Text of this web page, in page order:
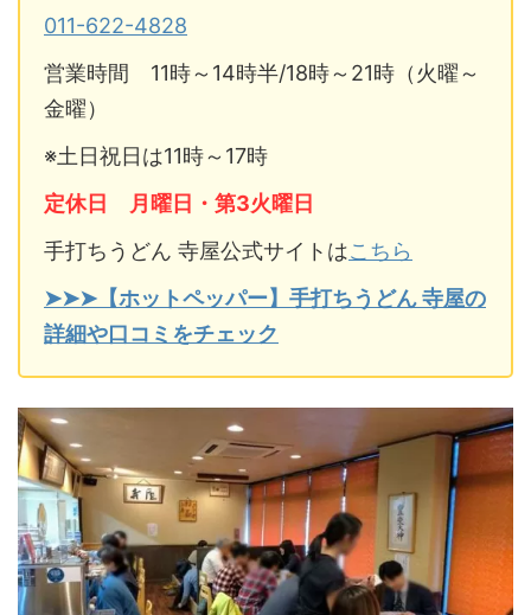
011-622-4828
営業時間 11時～14時半/18時～21時（火曜～
金曜）
※土日祝日は11時～17時
定休日 月曜日・第3火曜日
手打ちうどん 寺屋公式サイトはこちら
➤➤➤【ホットペッパー】手打ちうどん 寺屋の
詳細や口コミをチェック